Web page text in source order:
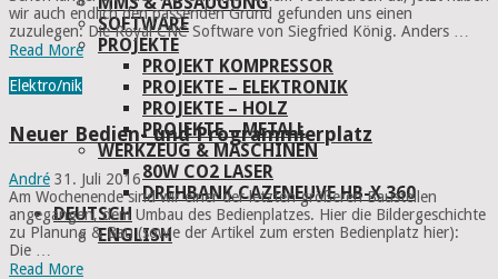
SOFTWARE
PROJEKTE
PROJEKT KOMPRESSOR
PROJEKTE – ELEKTRONIK
PROJEKTE – HOLZ
PROJEKTE – METALL
WERKZEUG & MASCHINEN
80W CO2 LASER
DREHBANK CAZENEUVE HB-X 360
DEUTSCH
ENGLISH
wir auch endlich den passenden Grund gefunden uns einen
zuzulegen: Die Royal CNC Software von Siegfried König. Anders …
Read More
Elektro/nik
Neuer Bedien- und Programmierplatz
André 31. Juli 2016
Am Wochenende sind wir einer der letzten größeren Baustellen
angegangen, dem Umbau des Bedienplatzes. Hier die Bildergeschichte
zu Planung & Bau (sowie der Artikel zum ersten Bedienplatz hier):
Die …
Read More